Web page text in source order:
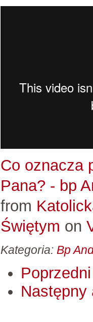
Co oznacza
Pana? - bp
from
Świętym on
Kategoria: Bp
Następny